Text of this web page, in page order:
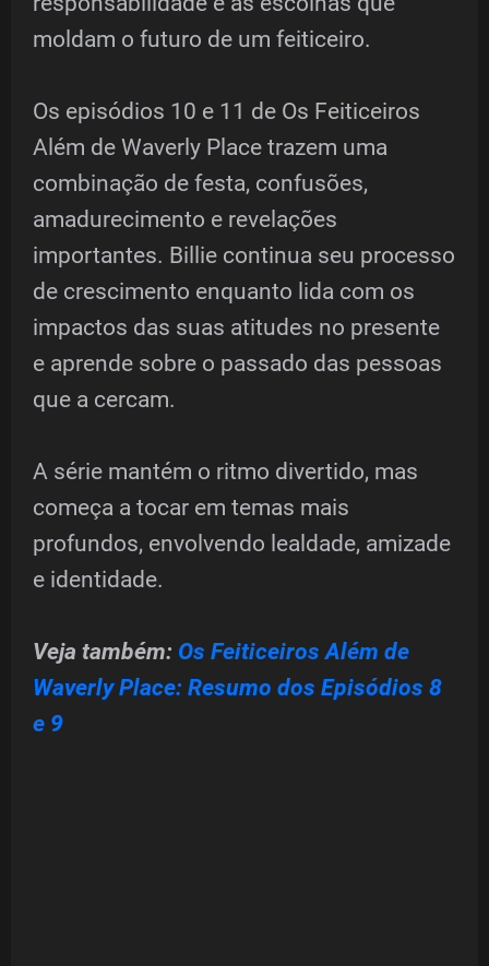
moldam o futuro de um feiticeiro.
Os episódios 10 e 11 de Os Feiticeiros
Além de Waverly Place trazem uma
combinação de festa, confusões,
amadurecimento e revelações
importantes. Billie continua seu processo
de crescimento enquanto lida com os
impactos das suas atitudes no presente
e aprende sobre o passado das pessoas
que a cercam.
A série mantém o ritmo divertido, mas
começa a tocar em temas mais
profundos, envolvendo lealdade, amizade
e identidade.
Veja também: Os Feiticeiros Além de
Waverly Place: Resumo dos Episódios 8
e 9